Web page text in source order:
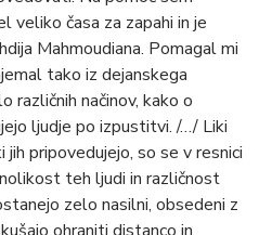
veliko časa za zapahi in je
Mahmoudiana. Pomagal mi
tako iz dejanskega
različnih načinov, kako o
ljudje po izpustitvi. /…/ Liki
pripovedujejo, so se v resnici
teh ljudi in različnost
zelo nasilni, obsedeni z